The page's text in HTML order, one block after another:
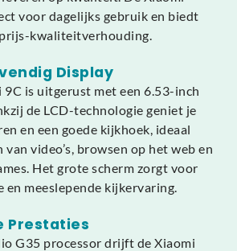
voor dagelijks gebruik en biedt
kwaliteitverhouding.
Display
9C is uitgerust met een 6.53-inch
de LCD-technologie geniet je
en een goede kijkhoek, ideaal
video’s, browsen op het web en
Het grote scherm zorgt voor
en meeslepende kijkervaring.
Prestaties
G35 processor drijft de Xiaomi